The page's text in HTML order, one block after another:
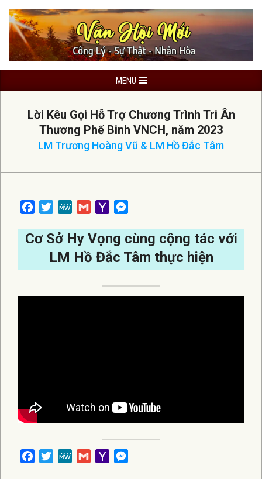
Skip
content
Navigation
MENU
Lời Kêu Gọi Hỗ Trợ Chương Trình Tri Ân
Thương Phế Binh VNCH, năm 2023
LM Trương Hoàng Vũ & LM Hồ Đắc Tâm
Facebook
TwitterMeWeGmailYahoo
Cơ Sở Hy Vọng cùng cộng tác với
LM Hồ Đắc Tâm thực hiện
Facebook
TwitterMeWeGmailYahoo